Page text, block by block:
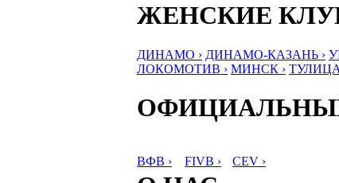
ЖЕНСКИЕ
ДИНАМО › ДИНАМО-КАЗАНЬ ›
ЛОКОМОТИВ › МИНСК › ТУЛИЦА
ВФВ › FIVB › CEV ›